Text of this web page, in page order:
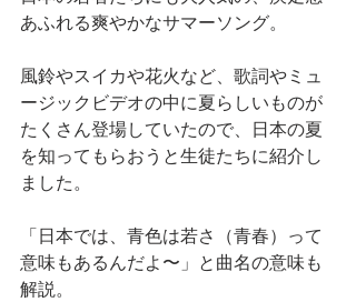
あふれる爽やかなサマーソング。
風鈴やスイカや花火など、歌詞やミュ
ージックビデオの中に夏らしいものが
たくさん登場していたので、日本の夏
を知ってもらおうと生徒たちに紹介し
ました。
「日本では、青色は若さ（青春）って
意味もあるんだよ〜」と曲名の意味も
解説。